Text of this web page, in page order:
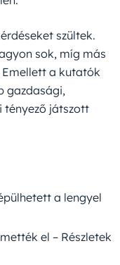
szültek.
sok, míg más
Emellett a kutatók
gazdasági,
tényező játszott
a lengyel
el – Részletek